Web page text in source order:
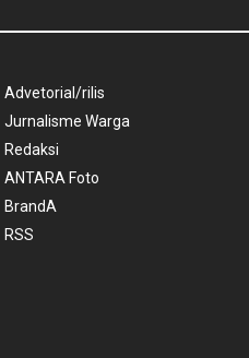
Advetorial/rilis
Jurnalisme Warga
Redaksi
ANTARA Foto
BrandA
RSS